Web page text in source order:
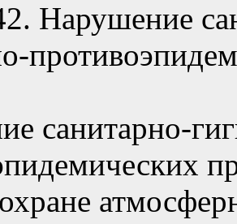
Нарушение
санитарно-